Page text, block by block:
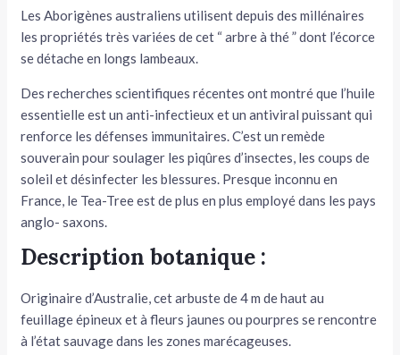
Les Aborigènes australiens utilisent depuis des millénaires
les propriétés très variées de cet “ arbre à thé ” dont l’écorce
se détache en longs lambeaux.
Des recherches scientifiques récentes ont montré que l’huile
essentielle est un anti-infectieux et un antiviral puis­sant qui
renforce les défenses immunitaires. C’est un remède
souverain pour soulager les piqûres d’insectes, les coups de
soleil et désinfecter les blessures. Presque inconnu en
France, le Tea-Tree est de plus en plus employé dans les pays
anglo- saxons.
Description botanique :
Originaire d’Australie, cet arbuste de 4 m de haut au
feuillage épineux et à fleurs jaunes ou pourpres se rencontre
à l’état sauvage dans les zones marécageuses.